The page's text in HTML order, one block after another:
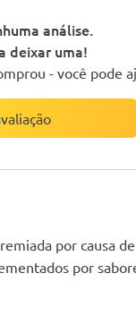
análise.
deixar uma!
- você pode
por causa
por